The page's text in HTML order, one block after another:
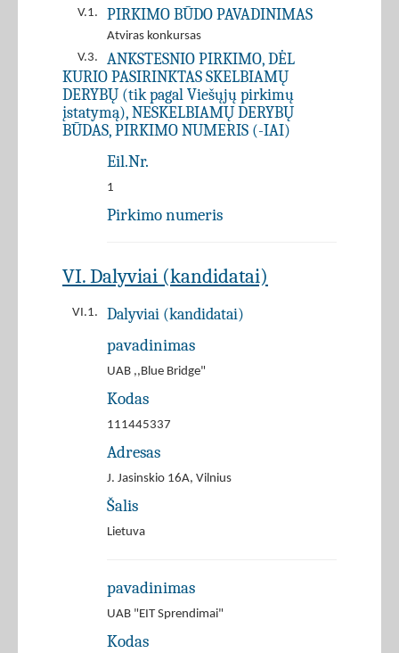
V.1. PIRKIMO BŪDO PAVADINIMAS
Atviras konkursas
V.3.
ANKSTESNIO PIRKIMO, DĖL
KURIO PASIRINKTAS SKELBIAMŲ
DERYBŲ (tik pagal Viešųjų pirkimų
įstatymą), NESKELBIAMŲ DERYBŲ
BŪDAS, PIRKIMO NUMERIS (-IAI)
Eil.Nr.
1
Pirkimo numeris
VI. Dalyviai (kandidatai)
VI.1. Dalyviai (kandidatai)
pavadinimas
UAB ,,Blue Bridge"
Kodas
111445337
Adresas
J. Jasinskio 16A, Vilnius
Šalis
Lietuva
pavadinimas
UAB "EIT Sprendimai"
Kodas